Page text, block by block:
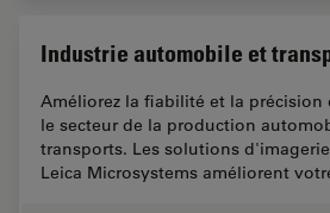
Industrie automobile et
Améliorez la fiabilité et la précision
le secteur de la production
transports. Les solutions
Leica Microsystems améliorent